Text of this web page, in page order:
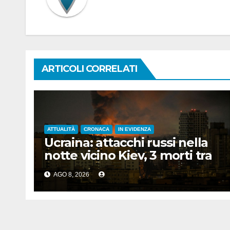
ARTICOLI CORRELATI
ATTUALITÀ CRONACA IN EVIDENZA
Ucraina: attacchi russi nella
notte vicino Kiev, 3 morti tra
cui 1 bambino
AGO 8, 2026